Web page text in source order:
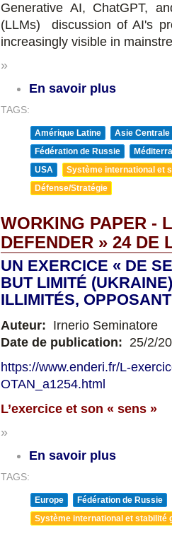
Generative AI, ChatGPT,
(LLMs) discussion of AI's
increasingly visible in
»
En savoir plus
TAGS:
Amérique Latine
Asie Centrale
Fédération de Russie
USA
Système international et
Défense/Stratégie
WORKING PAPER -
DEFENDER » 24 DE
UN EXERCICE « DE
BUT LIMITÉ
ILLIMITÉS,
Auteur: Irnerio Seminatore
Date de publication: 25/2/
https://www.enderi.fr/L-
OTAN_a1254.html
L’exercice et son « sens »
»
En savoir plus
TAGS:
Europe
Fédération de Russie
Système international et stabilité